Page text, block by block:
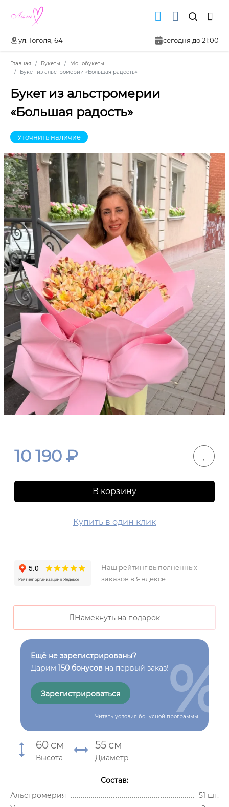
ул. Гоголя, 64 сегодня до 21:00
Главная Букеты
Монобукеты
Букет из альстромерии «Большая радость»
Букет из альстромерии
«Большая радость»
Уточнить наличие
10 190 ₽
В корзину
Купить в один клик
Наш рейтинг выполненных
заказов в Яндексе
Намекнуть на подарок
Ещё не зарегистрированы?
Дарим 150 бонусов на первый заказ!
Зарегистрироваться
Читать условия бонусной программы
%
60 см
Высота
55 см
Диаметр
Состав:
Альстромерия
51 шт.